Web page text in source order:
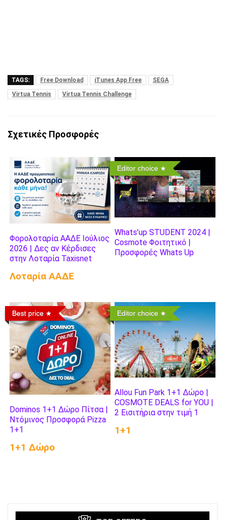
TAGS: Free Download iTunes App Free
SEGA
Virtua Tennis
Virtua Tennis Challenge
Σχετικές Προσφορές
Φορολοταρία ΑΑΔΕ Ιούλιος
2026 | Δες αν Κέρδισες
στην Λοταρία Taxisnet
Λοταρία AΑΔΕ
Editor choice
Whats’up STUDENT 2024 |
Cosmote Φοιτητικό |
Προσφορές Whats Up
Best price
Dominos 1+1 Δώρο Πίτσα |
Ντόμινος Προσφορά Pizza
1+1
1+1 Δώρο
Editor choice
Allou Fun Park 1+1 Δώρο |
COSMOTE DEALS for YOU |
2 Εισιτήρια στην τιμή 1
1+1